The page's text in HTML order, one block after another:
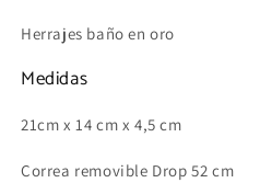
Herrajes baño en oro
Medidas
21cm x 14 cm x 4,5 cm
Correa removible Drop 52 cm